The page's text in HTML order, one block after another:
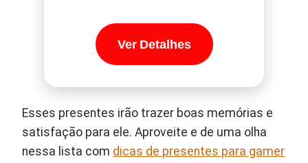
Ver Detalhes
Esses presentes irão trazer boas memórias e
satisfação para ele. Aproveite e de uma olha
nessa lista com dicas de presentes para gamer